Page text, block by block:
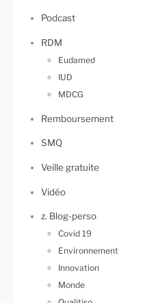
Podcast
RDM
Eudamed
IUD
MDCG
Remboursement
SMQ
Veille gratuite
Vidéo
z. Blog-perso
Covid 19
Environnement
Innovation
Monde